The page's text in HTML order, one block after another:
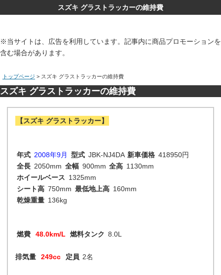
スズキ グラストラッカーの維持費
※当サイトは、広告を利用しています。記事内に商品プロモーションを
含む場合があります。
トップページ > スズキ グラストラッカーの維持費
スズキ グラストラッカーの維持費
【スズキ グラストラッカー】
年式 2008年9月 型式 JBK-NJ4DA 新車価格 418950円
全長 2050mm 全幅 900mm 全高 1130mm
ホイールベース 1325mm
シート高 750mm 最低地上高 160mm
乾燥重量 136kg
燃費 48.0km/L 燃料タンク 8.0L
排気量 249cc 定員 2名